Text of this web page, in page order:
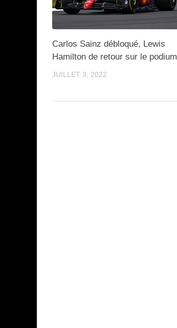
Carlos Sainz débloqué, Lewis
Hamilton de retour sur le podium
JUILLET 3, 2022